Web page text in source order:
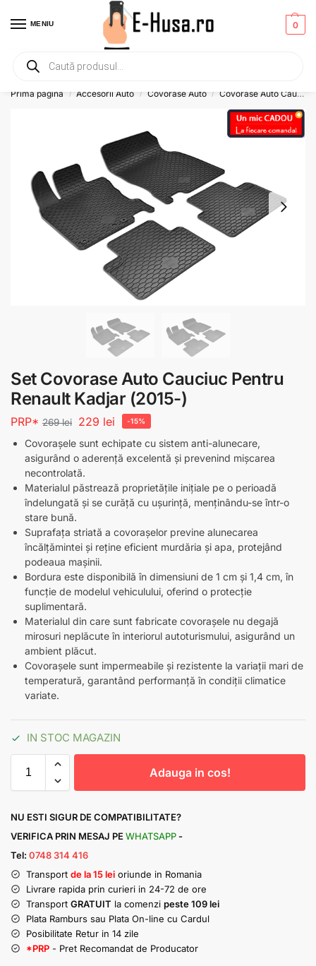
MENIU 0
Primesti un mic
Prima pagină / Accesorii Auto / Covorase Auto / Covorase Auto Cauciuc
Set Covorase Auto Cauciuc Pentru
Renault Kadjar (2015-)
PRP* 269lei 229 lei -15%
Covorașele sunt echipate cu sistem anti-alunecare,
asigurând o aderență excelentă și prevenind mișcarea
necontrolată.
Materialul păstrează proprietățile inițiale pe o perioadă
îndelungată și se curăță cu ușurință, menținându-se într-o
stare bună.
Suprafața striată a covorașelor previne alunecarea
încălțămintei și reține eficient murdăria și apa, protejând
podeaua mașinii.
Bordura este disponibilă în dimensiuni de 1 cm și 1,4 cm, în
funcție de modelul vehiculului, oferind o protecție
suplimentară.
Materialul din care sunt fabricate covorașele nu degajă
mirosuri neplăcute în interiorul autoturismului, asigurând un
ambient plăcut.
Covorașele sunt impermeabile și rezistente la variații mari de
temperatură, garantând performanță în condiții climatice
variate.
IN STOC MAGAZIN
Adauga in cos!
NU ESTI SIGUR DE COMPATIBILITATE?
VERIFICA PRIN MESAJ PE WHATSAPP -
Tel: 0748 314 416
Transport de la 15 lei oriunde in Romania
Livrare rapida prin curieri in 24-72 de ore
Transport GRATUIT la comenzi peste 109 lei
Plata Ramburs sau Plata On-line cu Cardul
Posibilitate Retur in 14 zile
*PRP - Pret Recomandat de Producator